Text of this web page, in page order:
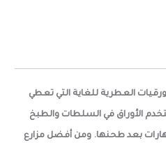
العطرية للغاية التي تعطي
الأوراق في السلطات والطبخ
بعد طحنها. ومن أفضل مزارع